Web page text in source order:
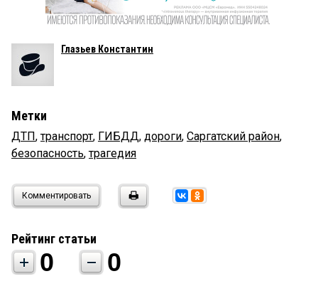
Глазьев Константин
Метки
ДТП,транспорт, ГИБДД, дороги, Саргатский район,
безопасность,трагедия
Комментировать
Рейтинг статьи
0 0